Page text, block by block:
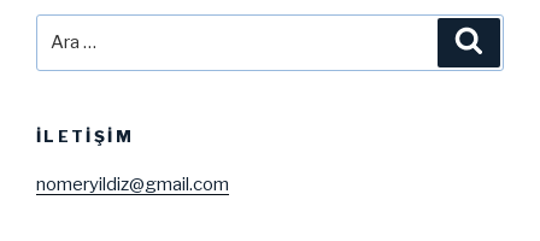
Lexical
(2)”
İLETIŞIM
nomeryildiz@gmail.com